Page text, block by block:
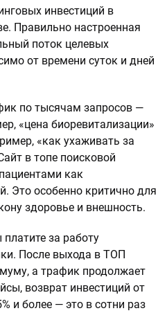
инвестиций в
Правильно настроенная
поток целевых
от времени суток и дней
по тысячам запросов —
«цена биоревитализации»
«как ухаживать за
в топе поисковой
как
Это особенно критично для
здоровье и внешность.
за работу
После выхода в ТОП
а трафик продолжает
возврат инвестиций от
и более — это в сотни раз